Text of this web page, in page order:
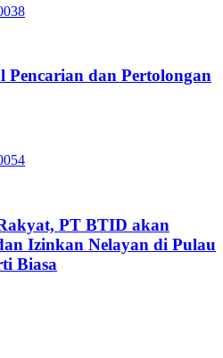
Pencarian dan Pertolongan
PT BTID akan
Izinkan Nelayan di Pulau
Biasa